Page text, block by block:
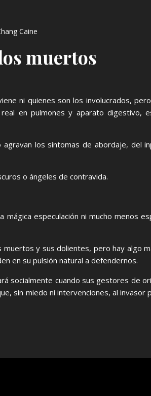
Caine
muertos
ni quienes son los involucrados, pero
en pulmones y aparato digestivo,
los síntomas de abordaje, del
o ángeles de contravida.
especulación ni mucho menos
y sus dolientes, pero hay algo
en su pulsión natural a defendernos.
socialmente cuando sus gestores de
sin miedo ni intervenciones, al invasor